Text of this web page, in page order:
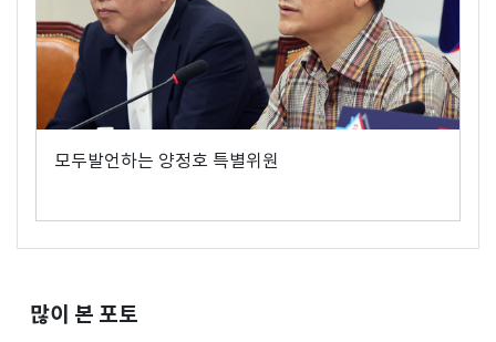
모두발언하는 양정호 특별위원
많이 본 포토